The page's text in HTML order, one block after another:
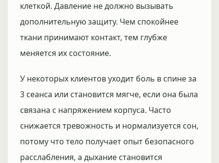
клеткой. Давление не должно вызывать
дополнительную защиту. Чем спокойнее
ткани принимают контакт, тем глубже
меняется их состояние.
У некоторых клиентов уходит боль в спине за
3 сеанса или становится мягче, если она была
связана с напряжением корпуса. Часто
снижается тревожность и нормализуется сон,
потому что тело получает опыт безопасного
расслабления, а дыхание становится